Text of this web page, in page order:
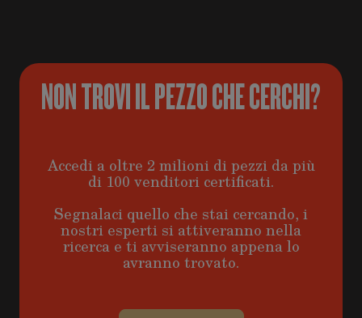
NON TROVI IL PEZZO CHE CERCHI?
Accedi a oltre 2 milioni di pezzi da più
di 100 venditori certificati.
Segnalaci quello che stai cercando, i
nostri esperti si attiveranno nella
ricerca e ti avviseranno appena lo
avranno trovato.